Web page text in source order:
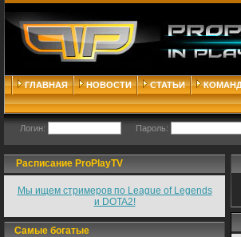
ГЛАВНАЯ НОВОСТИ СТАТЬИ
Логин: Пароль:
Расписание ProPlayTV
Мы ищем стримеров по League of Legends
и DOTA2!
Самые богатые